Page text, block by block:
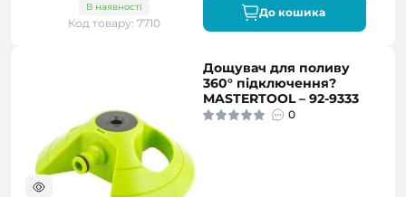
В наявності
Код товару: 7710
До кошика
Дощувач для поливу
360° підключення?
MASTERTOOL – 92-9333
0